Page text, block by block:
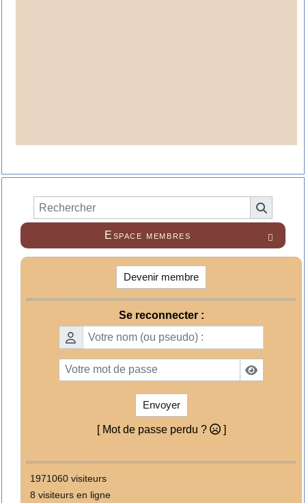

Espace membres
Devenir membre
Se reconnecter :
Envoyer
[ Mot de passe perdu ? ]
1971060 visiteurs
8 visiteurs en ligne